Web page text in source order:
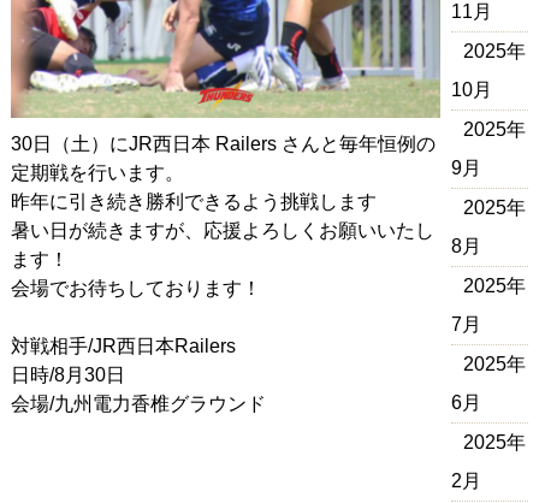
30日（土）にJR西日本 Railers さんと毎年恒例の
定期戦を行います。
昨年に引き続き勝利できるよう挑戦します
暑い日が続きますが、応援よろしくお願いいたし
ます！
会場でお待ちしております！
対戦相手/JR西日本Railers
日時/8月30日
会場/九州電力香椎グラウンド
11月
2025年
10月
2025年
9月
2025年
8月
2025年
7月
2025年
6月
2025年
2月